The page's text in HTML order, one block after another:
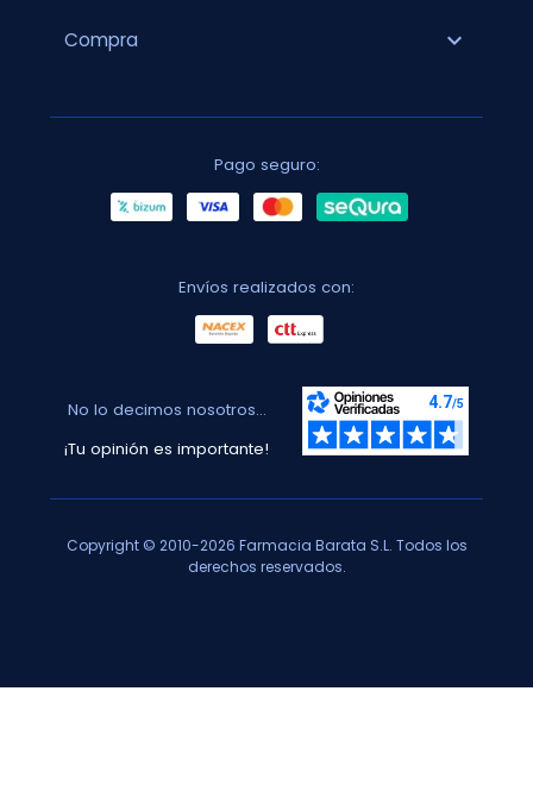
Compra expand_more
Pago seguro:
Envíos realizados con:
No lo decimos nosotros...
¡Tu opinión es importante!
Copyright © 2010-2026 Farmacia Barata S.L. Todos los
derechos reservados.